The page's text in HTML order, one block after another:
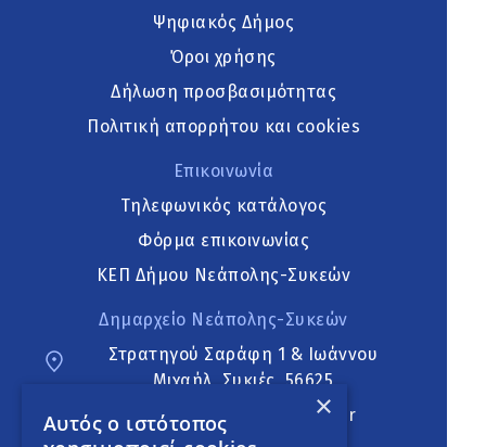
Ψηφιακός Δήμος
Όροι χρήσης
Δήλωση προσβασιμότητας
Πολιτική απορρήτου και cookies
Επικοινωνία
Τηλεφωνικός κατάλογος
Φόρμα επικοινωνίας
ΚΕΠ Δήμου Νεάπολης-Συκεών
Δημαρχείο Νεάπολης-Συκεών
Στρατηγού Σαράφη 1 & Ιωάννου
Μιχαήλ, Συκιές, 56625
neapoli.sykies@ddt.gov.gr
×
Αυτός ο ιστότοπος